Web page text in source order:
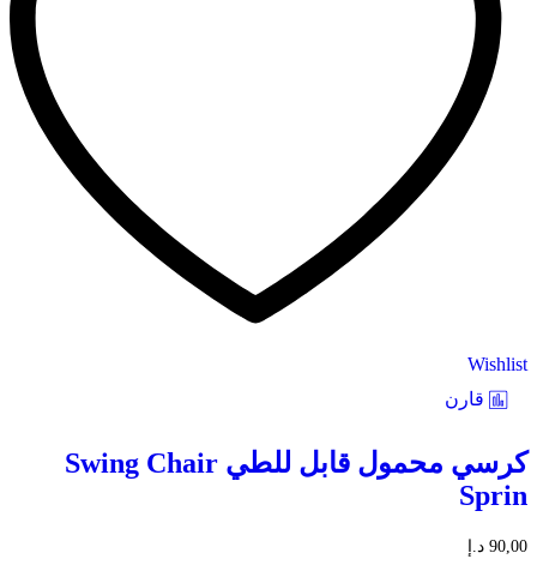
Wishlist
قارن
كرسي محمول قابل للطي Swing Chair
Sprin
90,00 د.إ